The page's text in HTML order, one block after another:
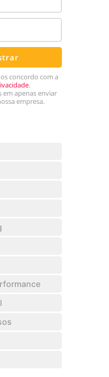
concordo com a
.
apenas enviar
empresa.